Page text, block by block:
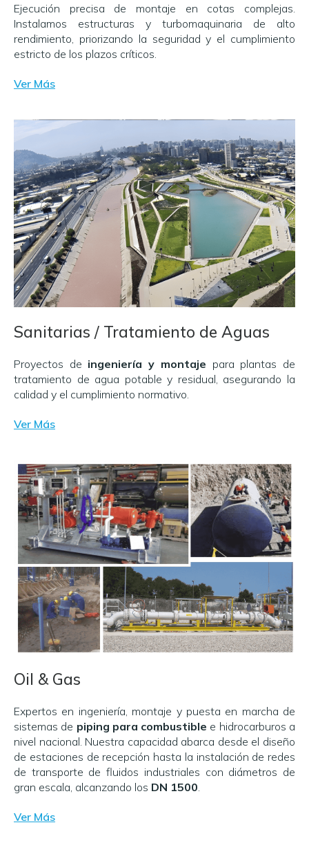
Ejecución precisa de montaje en cotas complejas.
Instalamos estructuras y turbomaquinaria de alto
rendimiento, priorizando la seguridad y el cumplimiento
estricto de los plazos críticos.
Ver Más
Sanitarias / Tratamiento de Aguas
Proyectos de ingeniería y montaje para plantas de
tratamiento de agua potable y residual, asegurando la
calidad y el cumplimiento normativo.
Ver Más
Oil & Gas
Expertos en ingeniería, montaje y puesta en marcha de
sistemas de piping para combustible e hidrocarburos a
nivel nacional. Nuestra capacidad abarca desde el diseño
de estaciones de recepción hasta la instalación de redes
de transporte de fluidos industriales con diámetros de
gran escala, alcanzando los DN 1500.
Ver Más